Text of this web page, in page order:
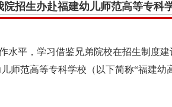
招生办赴福建幼儿师范高等专科
水平，学习借鉴兄弟院校在招生制度
师范高等专科学校（以下简称“福建幼